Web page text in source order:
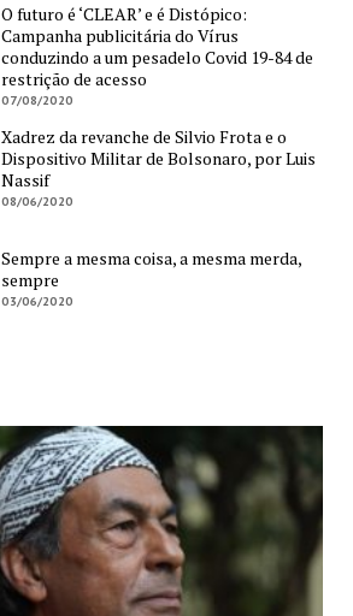
O futuro é ‘CLEAR’ e é Distópico:
Campanha publicitária do Vírus
conduzindo a um pesadelo Covid 19-84 de
restrição de acesso
07/08/2020
Xadrez da revanche de Silvio Frota e o
Dispositivo Militar de Bolsonaro, por Luis
Nassif
08/06/2020
Sempre a mesma coisa, a mesma merda,
sempre
03/06/2020